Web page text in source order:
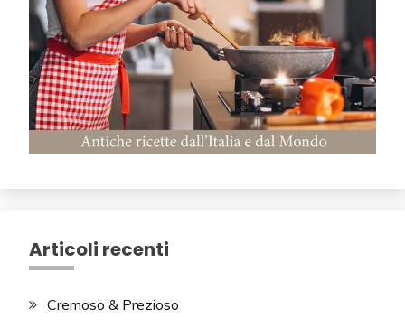
Articoli recenti
Cremoso & Prezioso